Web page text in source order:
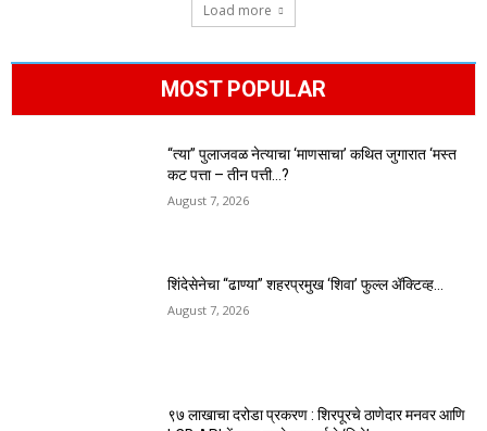
Load more
MOST POPULAR
“त्या” पुलाजवळ नेत्याचा ‘माणसाचा’ कथित जुगारात ‘मस्त
कट पत्ता – तीन पत्ती…?
August 7, 2026
शिंदेसेनेचा “ढाण्या” शहरप्रमुख ‘शिवा’ फुल्ल ॲक्टिव्ह…
August 7, 2026
९७ लाखाचा दरोडा प्रकरण : शिरपूरचे ठाणेदार मनवर आणि